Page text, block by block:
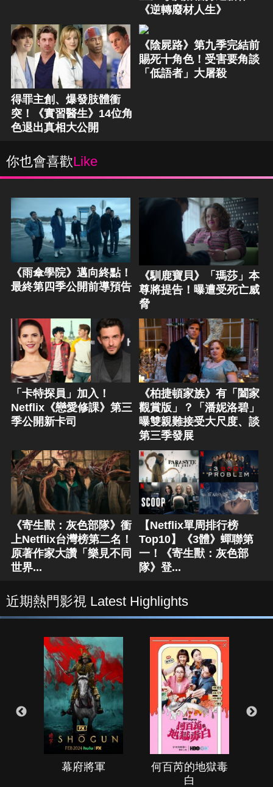
《逆轉廢材人生》
得罪主創、爆發肢體衝
突！《實習醫生》14位角
色退出真相大公開
《陰屍路》第九季完結前
賜死十角色！受害要角談
「低語者」大屠殺
你也會喜歡Like
《雨傘學院》邁向終點！
最終第四季公開前導預告
《馴鹿寶貝》「瑪莎」本
尊將提告！曝遭受死亡威
脅
「卡特探員」加入！
Netflix《戀愛修課》第三
季公開新卡司
《柏捷頓家族》有「闔家
觀賞版」？「潘妮洛碧」
曝雙親難接受大尺度、談
第三季發展
《寄生獸：灰色部隊》衝
上Netflix台灣榜第二名！
原著作家大讚「樂見不同
世界...
【Netflix單周排行榜
Top10】《3體》蟬聯第
一！《寄生獸：灰色部
隊》登...
近期熱門影視 Latest Highlights
幕府將軍
何百芮的地獄毒
白